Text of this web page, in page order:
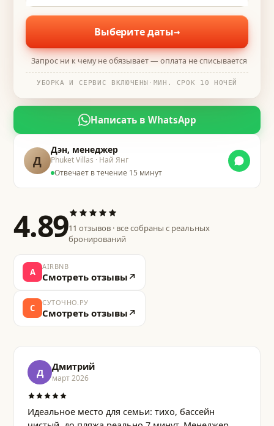
Выберите даты→
Запрос ни к чему не обязывает — оплата не списывается
УБОРКА И СЕРВИС ВКЛЮЧЕНЫ · МИН. СРОК 10 НОЧЕЙ
Написать в WhatsApp
Д
Дэн, менеджер
Phuket Villas · Най Янг
Отвечает в течение 15 минут
4.8911 отзывов · все собраны с реальных
бронирований
A
AIRBNB
Смотреть отзывы ↗
С
СУТОЧНО.РУ
Смотреть отзывы ↗
Д Дмитрий
март 2026
Идеальное место для семьи: тихо, бассейн